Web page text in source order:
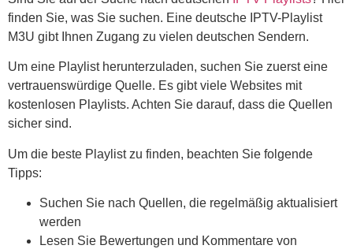
finden Sie, was Sie suchen. Eine deutsche IPTV-Playlist
M3U gibt Ihnen Zugang zu vielen deutschen Sendern.
Um eine Playlist herunterzuladen, suchen Sie zuerst eine
vertrauenswürdige Quelle. Es gibt viele Websites mit
kostenlosen Playlists. Achten Sie darauf, dass die Quellen
sicher sind.
Um die beste Playlist zu finden, beachten Sie folgende
Tipps:
Suchen Sie nach Quellen, die regelmäßig aktualisiert
werden
Lesen Sie Bewertungen und Kommentare von